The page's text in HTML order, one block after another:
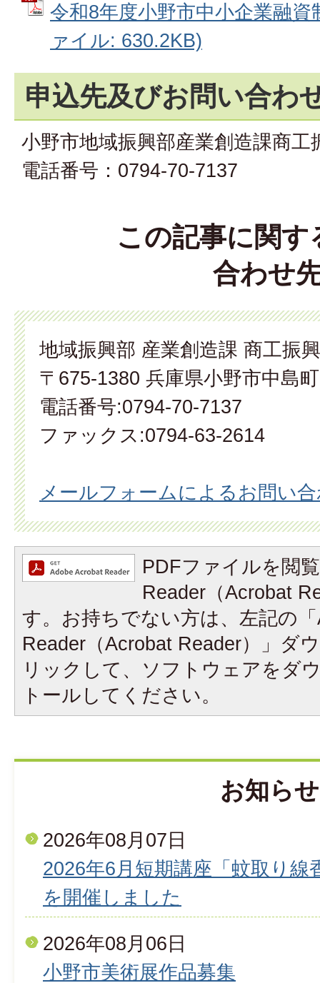
令和8年度小野市中小企業融
ァイル: 630.2KB)
申込先及びお問い合わ
小野市地域振興部産業創造課商工
電話番号：0794-70-7137
この記事に関す
合わせ
地域振興部 産業創造課 商工振
〒675-1380 兵庫県小野市中島
電話番号:0794-70-7137
ファックス:0794-63-2614
メールフォームによるお問い
PDFファイルを閲
Reader（Acrobat
す。お持ちでない方は、左記の
Reader（Acrobat Reader）」ダ
リックして、ソフトウェアをダ
トールしてください。
お知らせ
2026年08月07日
2026年6月短期講座「蚊取り
を開催しました
2026年08月06日
小野市美術展作品募集